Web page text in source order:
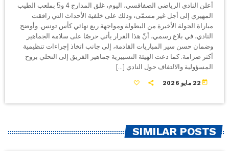
أعلن النادي الرياضي الصفاقسي، اليوم، غلق المدارج 4 و5 بملعب الطيب
المهيري إلى أجل غير مسمّى، وذلك على خلفية الأحداث التي رافقت
مباراة الجولة الأخيرة من البطولة ومواجهة ربع نهائي كأس تونس. وأوضح
النادي، في بلاغ رسمي، أنّ هذا القرار يأتي حرصًا على سلامة الجماهير
وضمان حسن سير المباريات القادمة، إلى جانب اتخاذ إجراءات تنظيمية
أكثر صرامة. كما دعت الهيئة التسييرية جماهير الفريق إلى التحلي بروح
المسؤولية والالتفاف حول النادي […]
today 22 مايو 2026
SIMILAR POSTS